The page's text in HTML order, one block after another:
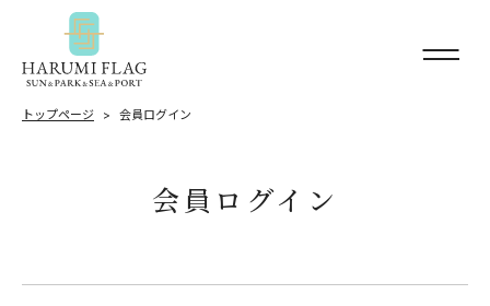
トップページ 会員ログイン
会員ログイン